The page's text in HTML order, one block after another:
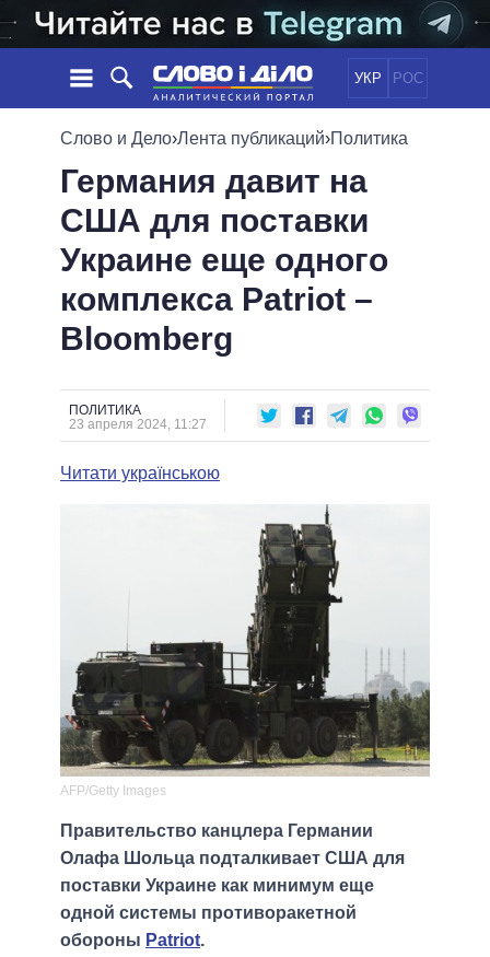
УКР РОС
НОВОСТИ
ЛЕНТА
СОБЫТИЯ
СТАТЬИ
МНЕНИЯ
ОБЗОРЫ
ДАЙДЖЕСТЫ
ПОЛИТИКА
ЭКОНОМИКА
ОБЩЕСТВО
МИР
ОБЕЩАНИЯ
ПОЛИТИКИ
ВСЕ ПОЛИТИКИ
ПРЕЗИДЕНТ И ОФИС
ВЕРХОВНАЯ РАДА
ГЛАВЫ ОБЛАДМИНИСТРАЦИЙ
МЭРЫ
ВСЕ ПЕРСОНЫ
ИНФОГРАФИКА
ВИДЕО
СРАВНЕНИЕ ПОЛИТИКОВ
Слово и Дело›Лента публикаций›Политика
Германия давит на
США для поставки
Украине еще одного
комплекса Patriot –
Bloomberg
ПОЛИТИКА
23 апреля 2024, 11:27
Читати українською
AFP/Getty Images
Правительство канцлера Германии
Олафа Шольца подталкивает США для
поставки Украине как минимум еще
одной системы противоракетной
обороны Patriot.